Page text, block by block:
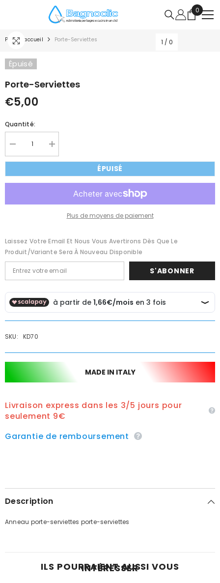
IGNORER ET PASSER AU CONTENU
0
0
article
Page D'accueil Porte-Serviettes
Épuisé
1 / 0
Porte-Serviettes
€5,00
Quantité:
Réduire
la
quantité
Porte-
serviettes
Augmenter
la
quantité
Porte-
serviettes
ÉPUISÉ
Plus de moyens de paiement
Laissez Votre Email Et Nous Vous Avertirons Dès Que Le
Produit/variante Sera À Nouveau Disponible
S'ABONNER
SKU: KD70
MADE IN ITALY
Livraison express dans les 3/5 jours pour
seulement 9€
Garantie de remboursement
Description
Anneau porte-serviettes porte-serviettes
ILS POURRAIENT AUSSI VOUS
INTÉRESSER